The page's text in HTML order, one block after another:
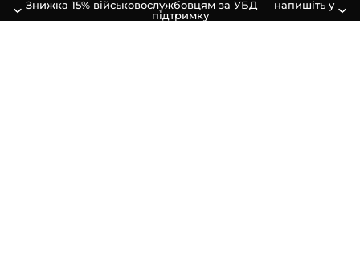
Знижка 15% військовослужбовцям за УБД — напишіть у
підтримку